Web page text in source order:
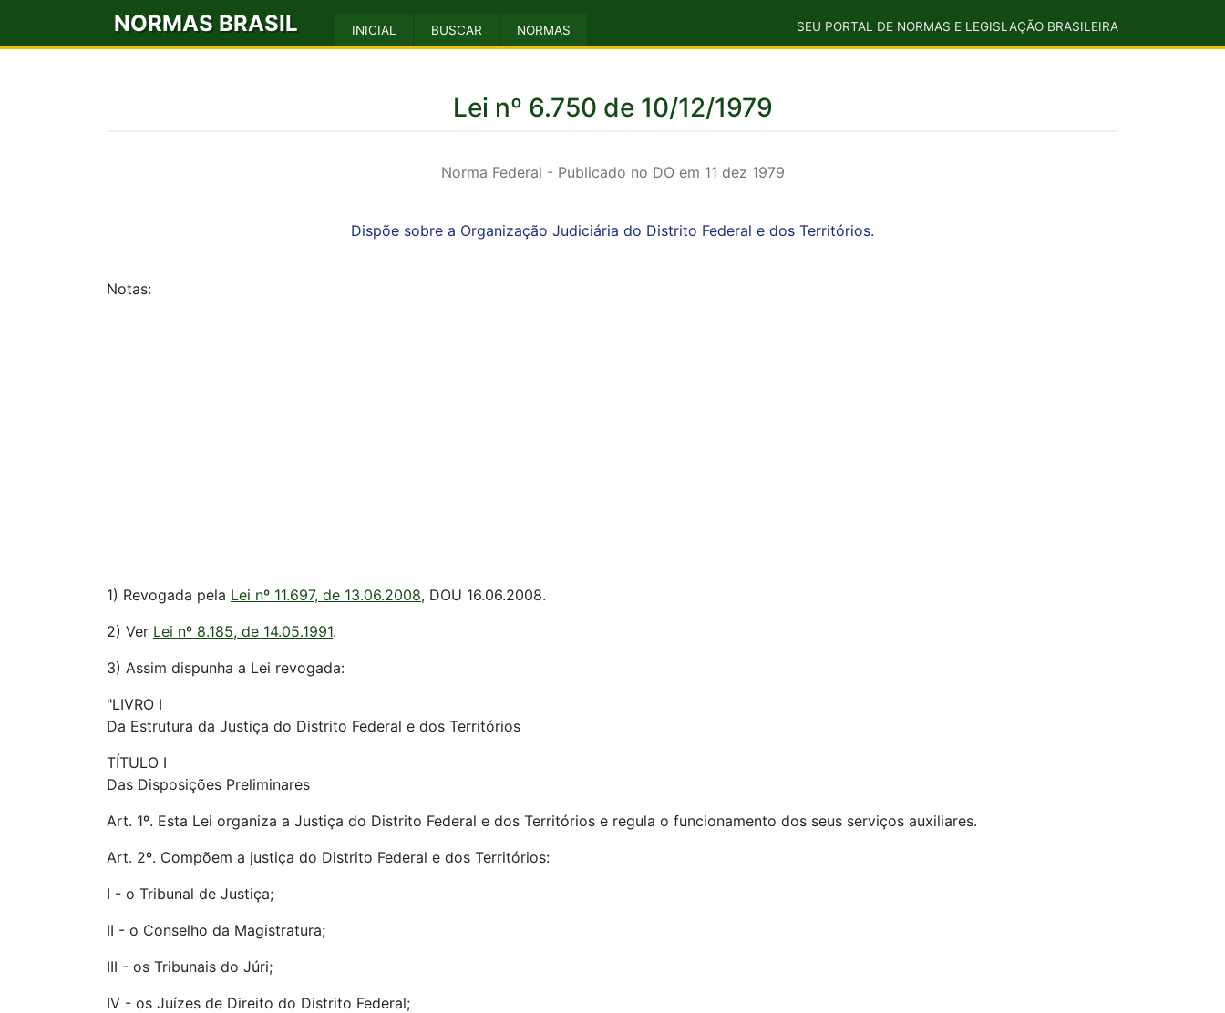
NORMAS BRASIL INICIAL BUSCAR NORMAS SEU PORTAL DE NORMAS E LEGISLAÇÃO BRASILEIRA
Lei nº 6.750 de 10/12/1979
Norma Federal - Publicado no DO em 11 dez 1979
Dispõe sobre a Organização Judiciária do Distrito Federal e dos Territórios.
Notas:
1) Revogada pela Lei nº 11.697, de 13.06.2008, DOU 16.06.2008.
2) Ver Lei nº 8.185, de 14.05.1991.
3) Assim dispunha a Lei revogada:
"LIVRO I
Da Estrutura da Justiça do Distrito Federal e dos Territórios
TÍTULO I
Das Disposições Preliminares
Art. 1º. Esta Lei organiza a Justiça do Distrito Federal e dos Territórios e regula o funcionamento dos seus serviços auxiliares.
Art. 2º. Compõem a justiça do Distrito Federal e dos Territórios:
I - o Tribunal de Justiça;
II - o Conselho da Magistratura;
III - os Tribunais do Júri;
IV - os Juízes de Direito do Distrito Federal;